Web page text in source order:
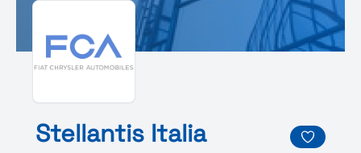
Stellantis Italia